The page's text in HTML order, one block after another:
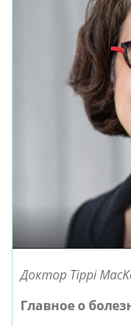
Доктор Tippi
Главное о